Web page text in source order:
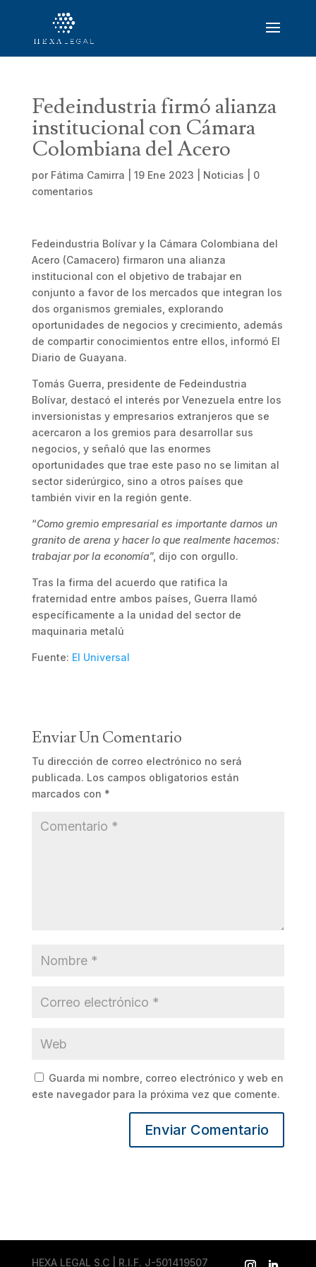
Fedeindustria firmó alianza
institucional con Cámara
Colombiana del Acero
por Fátima Camirra 19 Ene 2023 Noticias
0
comentarios
Fedeindustria Bolívar y la Cámara Colombiana del
Acero (Camacero) firmaron una alianza
institucional con el objetivo de trabajar en
conjunto a favor de los mercados que integran los
dos organismos gremiales, explorando
oportunidades de negocios y crecimiento, además
de compartir conocimientos entre ellos, informó El
Diario de Guayana.
Tomás Guerra, presidente de Fedeindustria
Bolívar, destacó el interés por Venezuela entre los
inversionistas y empresarios extranjeros que se
acercaron a los gremios para desarrollar sus
negocios, y señaló que las enormes
oportunidades que trae este paso no se limitan al
sector siderúrgico, sino a otros países que
también vivir en la región gente.
“Como gremio empresarial es importante darnos un
granito de arena y hacer lo que realmente hacemos:
trabajar por la economía”, dijo con orgullo.
Tras la firma del acuerdo que ratifica la
fraternidad entre ambos países, Guerra llamó
específicamente a la unidad del sector de
maquinaria metalú
Fuente: El Universal
Enviar Un Comentario
Tu dirección de correo electrónico no será
publicada. Los campos obligatorios están
marcados con *
Guarda mi nombre, correo electrónico y web en
este navegador para la próxima vez que comente.
HEXA LEGAL S.C | R.I.F. J-501419507